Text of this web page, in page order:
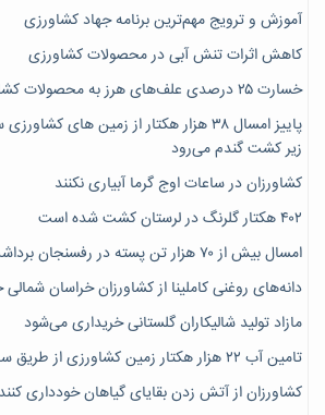
آموزش و ترویج مهم‌ترین برنامه جهاد کشاورزی
کاهش اثرات تنش آبی در محصولات کشاورزی
خسارت ۲۵ درصدی علف‌های هرز به محصولات کشاورزی
پاییز امسال ۳۸ هزار هکتار از زمین های
زیر کشت گندم می‌رود
کشاورزان در ساعات اوج گرما آبیاری نکنند
۴۰۲ هکتار گلرنگ در لرستان کشت شده است
امسال بیش از ۷۰ هزار تن پسته در رفسنجان برداشت می‌شود
دانه‌های روغنی کاملینا از کشاورزان خراسان
مازاد تولید شالیکاران گلستانی خریداری می‌شود
تامین آب ۲۲ هزار هکتار زمین کشاورزی از طریق سدهای خراسان شمالی
کشاورزان از آتش زدن بقایای گیاهان خودداری کنند